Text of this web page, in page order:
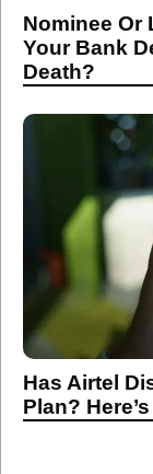
Nominee Or
Your Bank
Death?
Has Airtel
Plan?